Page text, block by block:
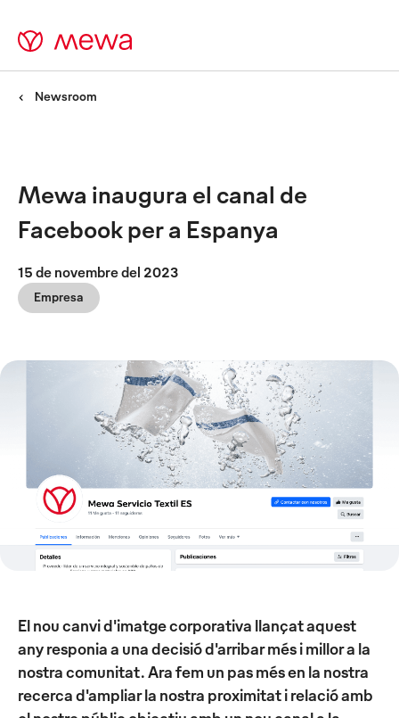
Newsroom
Mewa inaugura el canal de
Facebook per a Espanya
15 de novembre del 2023
Empresa
El nou canvi d'imatge corporativa llançat aquest
any responia a una decisió d'arribar més i millor a la
nostra comunitat. Ara fem un pas més en la nostra
recerca d'ampliar la nostra proximitat i relació amb